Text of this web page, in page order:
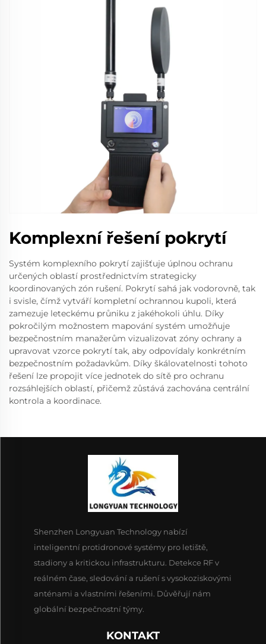
Komplexní řešení pokrytí
Systém komplexního pokrytí zajišťuje úplnou ochranu
určených oblastí prostřednictvím strategicky
koordinovaných zón rušení. Pokrytí sahá jak vodorovně, tak
i svisle, čímž vytváří kompletní ochrannou kupoli, která
zamezuje leteckému průniku z jakéhokoli úhlu. Díky
pokročilým možnostem mapování systém umožňuje
bezpečnostním manažerům vizualizovat zóny ochrany a
upravovat vzorce pokrytí tak, aby odpovídaly konkrétním
bezpečnostním požadavkům. Díky škálovatelnosti tohoto
řešení lze propojit více jednotek do sítě pro ochranu
rozsáhlejších oblastí, přičemž zůstává zachována centrální
kontrola a koordinace.
Shenzhen Longyuan Technology nabízí
inteligentní protidronové systémy pro letiště,
stadiony a kritickou infrastrukturu. Detekce RF v
reálném čase, sledování a rušení s vysokoziskovými
anténami a vlastními řešeními. Důvěřují nám
globální bezpečnostní týmy.
KONTAKT